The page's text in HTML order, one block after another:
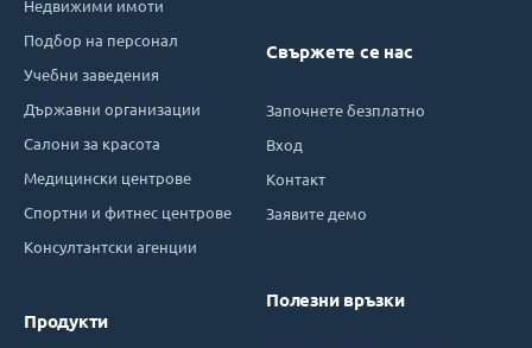
Недвижими имоти
Подбор на персонал
Учебни заведения
Държавни организации
Салони за красота
Медицински центрове
Спортни и фитнес центрове
Консултантски агенции
Продукти
Свържете се нас
Започнете безплатно
Вход
Контакт
Заявите демо
Полезни връзки